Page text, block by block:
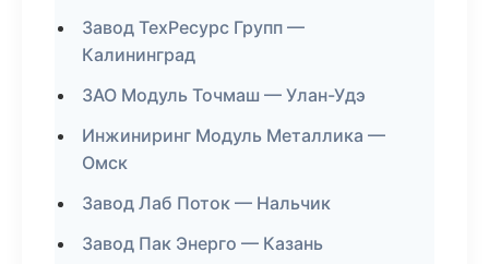
Завод ТехРесурс Групп —
Калининград
ЗАО Модуль Точмаш — Улан-Удэ
Инжиниринг Модуль Металлика —
Омск
Завод Лаб Поток — Нальчик
Завод Пак Энерго — Казань